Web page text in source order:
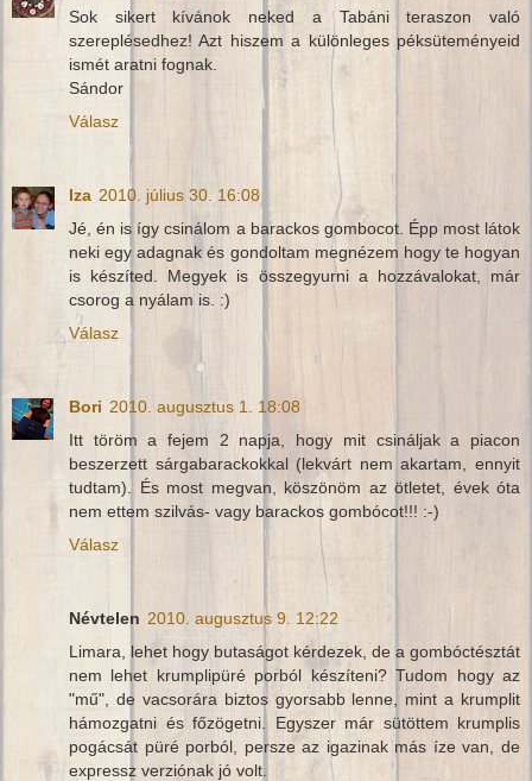
Sok sikert kívánok neked a Tabáni teraszon való
szereplésedhez! Azt hiszem a különleges péksüteményeid
ismét aratni fognak.
Sándor
Válasz
Iza 2010. július 30. 16:08
Jé, én is így csinálom a barackos gombocot. Épp most látok
neki egy adagnak és gondoltam megnézem hogy te hogyan
is készíted. Megyek is összegyurni a hozzávalokat, már
csorog a nyálam is. :)
Válasz
Bori 2010. augusztus 1. 18:08
Itt töröm a fejem 2 napja, hogy mit csináljak a piacon
beszerzett sárgabarackokkal (lekvárt nem akartam, ennyit
tudtam). És most megvan, köszönöm az ötletet, évek óta
nem ettem szilvás- vagy barackos gombócot!!! :-)
Válasz
Névtelen 2010. augusztus 9. 12:22
Limara, lehet hogy butaságot kérdezek, de a gombóctésztát
nem lehet krumplipüré porból készíteni? Tudom hogy az
"mű", de vacsorára biztos gyorsabb lenne, mint a krumplit
hámozgatni és főzögetni. Egyszer már sütöttem krumplis
pogácsát püré porból, persze az igazinak más íze van, de
expressz verziónak jó volt.